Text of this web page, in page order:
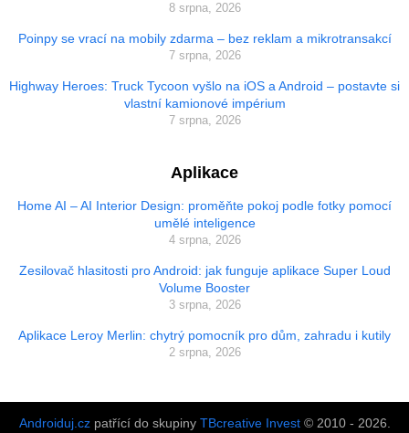
8 srpna, 2026
Poinpy se vrací na mobily zdarma – bez reklam a mikrotransakcí
7 srpna, 2026
Highway Heroes: Truck Tycoon vyšlo na iOS a Android – postavte si
vlastní kamionové impérium
7 srpna, 2026
Aplikace
Home AI – AI Interior Design: proměňte pokoj podle fotky pomocí
umělé inteligence
4 srpna, 2026
Zesilovač hlasitosti pro Android: jak funguje aplikace Super Loud
Volume Booster
3 srpna, 2026
Aplikace Leroy Merlin: chytrý pomocník pro dům, zahradu i kutily
2 srpna, 2026
Androiduj.czpatřící do skupiny TBcreative Invest© 2010 - 2026.